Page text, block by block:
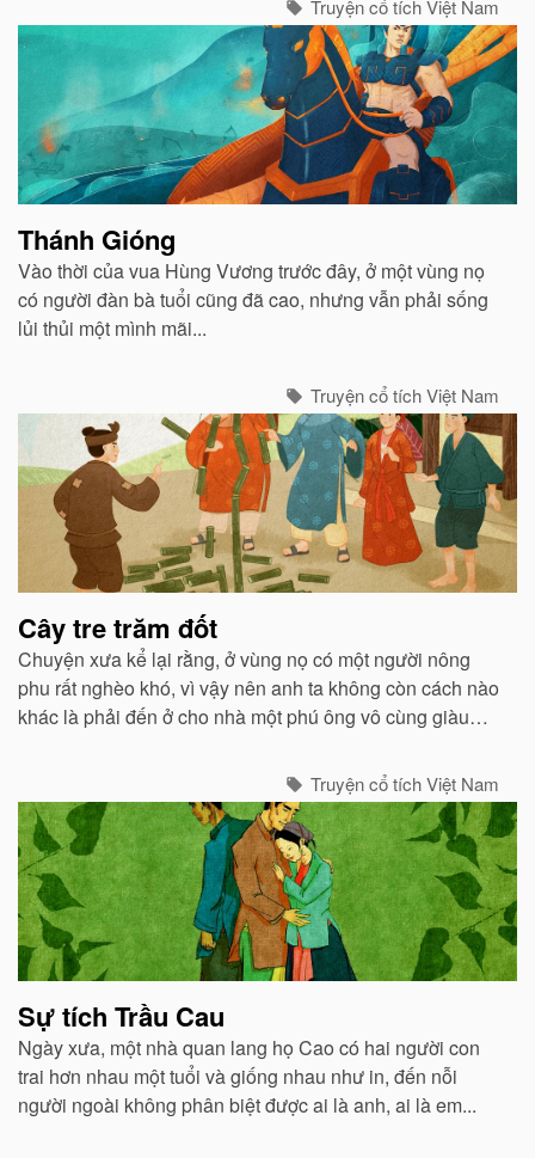
Truyện cổ tích Việt Nam
Thánh Gióng
Vào thời của vua Hùng Vương trước đây, ở một vùng nọ
có người đàn bà tuổi cũng đã cao, nhưng vẫn phải sống
lủi thủi một mình mãi...
Truyện cổ tích Việt Nam
Cây tre trăm đốt
Chuyện xưa kể lại rằng, ở vùng nọ có một người nông
phu rất nghèo khó, vì vậy nên anh ta không còn cách nào
khác là phải đến ở cho nhà một phú ông vô cùng giàu
Truyện cổ tích Việt Nam
Sự tích Trầu Cau
Ngày xưa, một nhà quan lang họ Cao có hai người con
trai hơn nhau một tuổi và giống nhau như in, đến nỗi
người ngoài không phân biệt được ai là anh, ai là em...